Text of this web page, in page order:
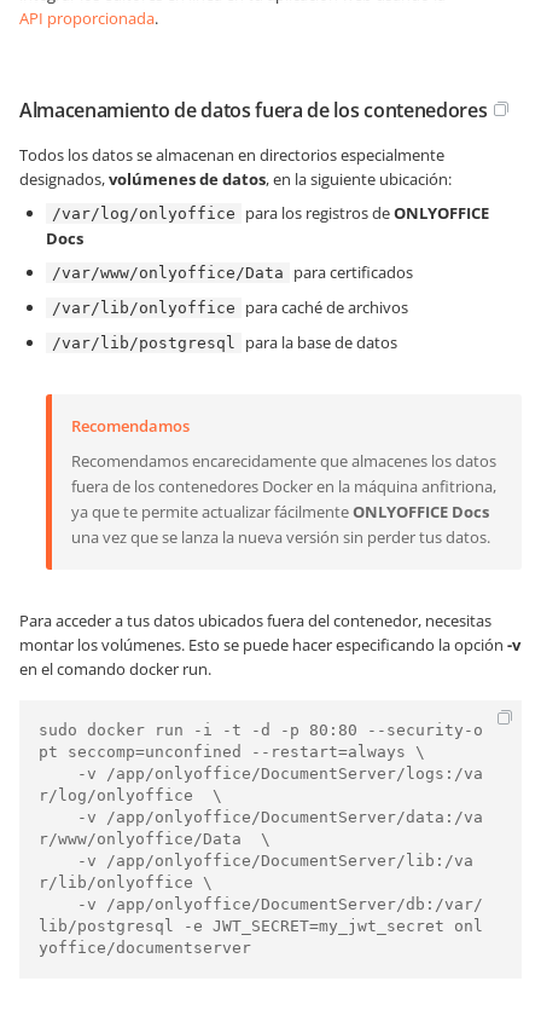
API proporcionada.
Almacenamiento de datos fuera de los contenedores
Todos los datos se almacenan en directorios especialmente
designados,volúmenes de datos, en la siguiente ubicación:
/var/log/onlyoffice para los registros deONLYOFFICE
Docs
/var/www/onlyoffice/Data para certificados
/var/lib/onlyoffice para caché de archivos
/var/lib/postgresql para la base de datos
Recomendamos
Recomendamos encarecidamente que almacenes los datos
fuera de los contenedores Docker en la máquina anfitriona,
ya que te permite actualizar fácilmenteONLYOFFICE Docs
una vez que se lanza la nueva versión sin perder tus datos.
Para acceder a tus datos ubicados fuera del contenedor, necesitas
montar los volúmenes. Esto se puede hacer especificando la opción -v
en el comando docker run.
sudo docker run -i -t -d -p 80:80 --security-o
pt seccomp=unconfined --restart=always \
r/log/onlyoffice  \
r/www/onlyoffice/Data  \
r/lib/onlyoffice \
lib/postgresql -e JWT_SECRET=my_jwt_secret onl